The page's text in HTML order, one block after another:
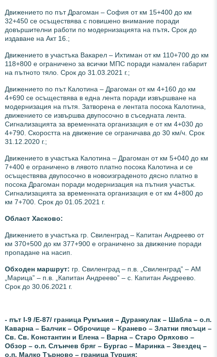
Движението по път Драгоман – София от км 15+400 до км
32+450 се осъществява с повишено внимание поради
довършителни работи по модернизацията на пътя. Срок до
издаване на Акт 16.;
Движението в участъка Вакарел – Ихтиман от км 110+700 до км
118+800 е ограничено за всички МПС поради намален габарит
на пътното тяло. Срок до 31.03.2021 г.;
Движението по път Калотина – Драгоман от км 4+160 до км
4+690 се осъществява в една лента поради извършване на
модернизация на пътя. Затворена е лентата посока Калотина,
движението се извършва двупосочно в съседната лента.
Сигнализацията за временната организация е от км 4+030 до
4+790. Скоростта на движение се ограничава до 30 км/ч. Срок
31.12.2020 г.;
Движението в участъка Калотина – Драгоман от км 5+040 до км
7+400 е ограничено в лявото платно посока Калотина и се
осъществява двупосочно в новоизграденото дясно платно в
посока Драгоман поради модернизация на пътния участък.
Сигнализацията за временната организация е от км 4+800 до
км 7+700. Срок до 01.05.2021 г.
Област Хасково:
Движението в участъка гр. Свиленград – Капитан Андреево от
км 370+500 до км 377+900 е ограничено за движение поради
пропадане на насип.
Обходен маршрут: гр. Свиленград – п.в. „Свиленград” – АМ
„Марица” – п.в. „Капитан Андреево” – с. Капитан Андреево.
Срок до 30.06.2021 г.
- път І-9 /Е-87/ граница Румъния – Дуранкулак – Шабла – о.п.
Каварна – Балчик – Оброчище – Кранево – Златни пясъци –
Св. Св. Константин и Елена – Варна – Старо Оряхово –
Обзор – о.п. Слънчев бряг – Бургас – Маринка – Звездец –
о.п. Малко Търново – граница Турция: